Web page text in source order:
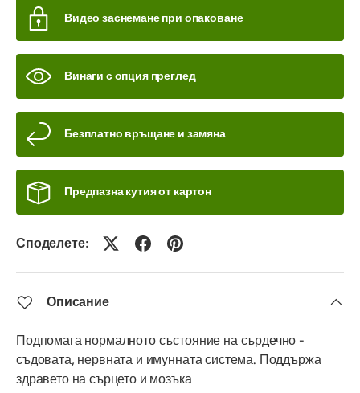
Видео заснемане при опаковане
Винаги с опция преглед
Безплатно връщане и замяна
Предпазна кутия от картон
Споделете:
Описание
Подпомага нормалното състояние на сърдечно -
съдовата, нервната и имунната система. Поддържа
здравето на сърцето и мозъка